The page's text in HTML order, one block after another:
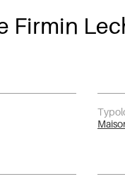
Firmin